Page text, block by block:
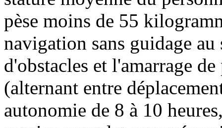
pèse moins de 55
navigation sans guidage
d'obstacles et l'amarrage
(alternant entre
autonomie de 8 à 10